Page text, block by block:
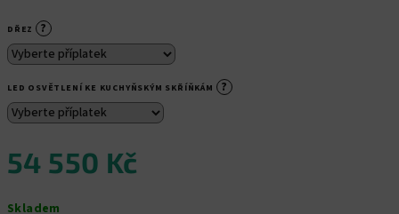
DŘEZ ?
LED OSVĚTLENÍ KE KUCHYŇSKÝM SKŘÍŇKÁM ?
54 550 Kč
Skladem